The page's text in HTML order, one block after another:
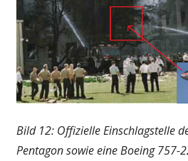
Bild 12: Offizielle Einschlagstelle
Pentagon sowie eine Boeing 757-